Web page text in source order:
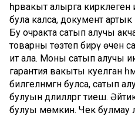
һәрвакыт алырга кирәклеген
була калса, документ артык
Бу очракта сатып алучы
товарны төзәтеп бирү өчен
итә ала. Моны сатып алучы
гарантия вакыты куелган
билгеләнмәгән булса, сатып
булуын дәлилләргә тиеш.
булуы мөмкин. Чек булмау